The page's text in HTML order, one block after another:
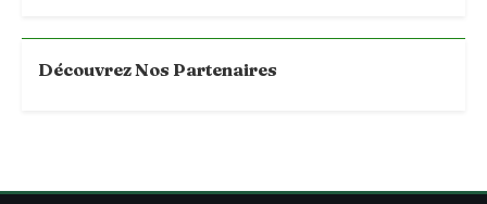
Découvrez Nos Partenaires